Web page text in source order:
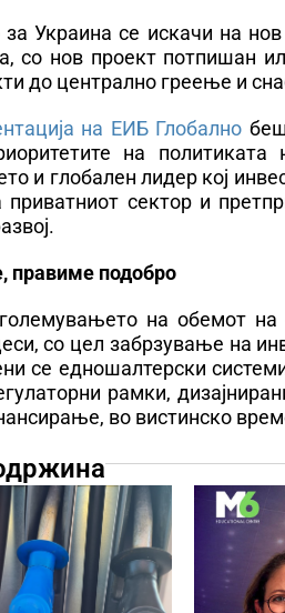
Украина се искачи на
со нов проект потпишан
до централно греење и
на ЕИБ Глобално
на
и глобален лидер кој
сектор и
правиме подобро
на обемот на
со цел забрзување на
се едношалтерски
рамки,
во вистинско